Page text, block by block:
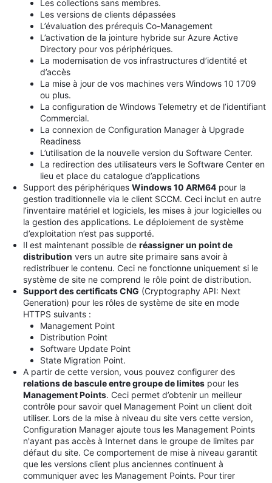
Les collections sans membres.
Les versions de clients dépassées
L’évaluation des prérequis Co-Management
L’activation de la jointure hybride sur Azure Active
Directory pour vos périphériques.
La modernisation de vos infrastructures d’identité et
d’accès
La mise à jour de vos machines vers Windows 10 1709
ou plus.
La configuration de Windows Telemetry et de l’identifiant
Commercial.
La connexion de Configuration Manager à Upgrade
Readiness
L’utilisation de la nouvelle version du Software Center.
La redirection des utilisateurs vers le Software Center en
lieu et place du catalogue d’applications
Support des périphériques Windows 10 ARM64 pour la
gestion traditionnelle via le client SCCM. Ceci inclut en autre
l’inventaire matériel et logiciels, les mises à jour logicielles ou
la gestion des applications. Le déploiement de système
d’exploitation n’est pas supporté.
Il est maintenant possible de réassigner un point de
distribution vers un autre site primaire sans avoir à
redistribuer le contenu. Ceci ne fonctionne uniquement si le
système de site ne comprend le rôle point de distribution.
Support des certificats CNG (Cryptography API: Next
Generation) pour les rôles de système de site en mode
HTTPS suivants :
Management Point
Distribution Point
Software Update Point
State Migration Point.
A partir de cette version, vous pouvez configurer des
relations de bascule entre groupe de limites pour les
Management Points. Ceci permet d’obtenir un meilleur
contrôle pour savoir quel Management Point un client doit
utiliser. Lors de la mise à niveau du site vers cette version,
Configuration Manager ajoute tous les Management Points
n'ayant pas accès à Internet dans le groupe de limites par
défaut du site. Ce comportement de mise à niveau garantit
que les versions client plus anciennes continuent à
communiquer avec les Management Points. Pour tirer